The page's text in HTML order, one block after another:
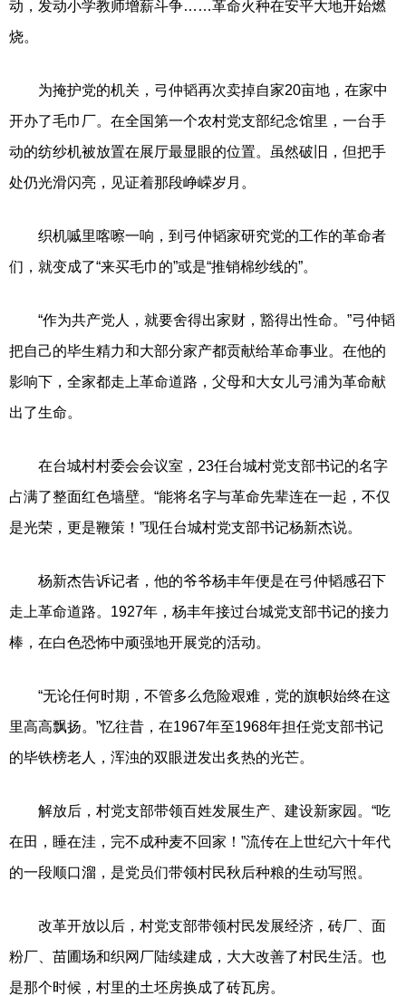
动，发动小学教师增薪斗争……革命火种在安平大地开始燃
烧。
为掩护党的机关，弓仲韬再次卖掉自家20亩地，在家中
开办了毛巾厂。在全国第一个农村党支部纪念馆里，一台手
动的纺纱机被放置在展厅最显眼的位置。虽然破旧，但把手
处仍光滑闪亮，见证着那段峥嵘岁月。
织机嘁里喀嚓一响，到弓仲韬家研究党的工作的革命者
们，就变成了“来买毛巾的”或是“推销棉纱线的”。
“作为共产党人，就要舍得出家财，豁得出性命。”弓仲韬
把自己的毕生精力和大部分家产都贡献给革命事业。在他的
影响下，全家都走上革命道路，父母和大女儿弓浦为革命献
出了生命。
在台城村村委会会议室，23任台城村党支部书记的名字
占满了整面红色墙壁。“能将名字与革命先辈连在一起，不仅
是光荣，更是鞭策！”现任台城村党支部书记杨新杰说。
杨新杰告诉记者，他的爷爷杨丰年便是在弓仲韬感召下
走上革命道路。1927年，杨丰年接过台城党支部书记的接力
棒，在白色恐怖中顽强地开展党的活动。
“无论任何时期，不管多么危险艰难，党的旗帜始终在这
里高高飘扬。”忆往昔，在1967年至1968年担任党支部书记
的毕铁榜老人，浑浊的双眼迸发出炙热的光芒。
解放后，村党支部带领百姓发展生产、建设新家园。“吃
在田，睡在洼，完不成种麦不回家！”流传在上世纪六十年代
的一段顺口溜，是党员们带领村民秋后种粮的生动写照。
改革开放以后，村党支部带领村民发展经济，砖厂、面
粉厂、苗圃场和织网厂陆续建成，大大改善了村民生活。也
是那个时候，村里的土坯房换成了砖瓦房。